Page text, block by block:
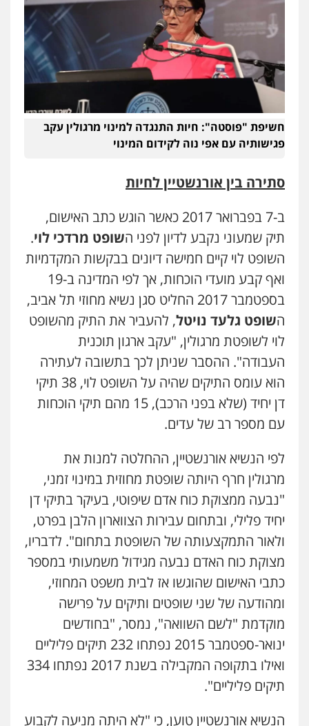
חשיפת "פוסטה": חיות התנגדה למינוי מרגולין עקב
פגישותיה עם אפי נוה לקידום המינוי
סתירה בין אורנשטיין לחיות
ב-7 בפברואר 2017 כאשר הוגש כתב האישום,
תיק שמעוני נקבע לדיון לפני השופט מרדכי לוי.
השופט לוי קיים חמישה דיונים בבקשות המקדמיות
ואף קבע מועדי הוכחות, אך לפי המדינה ב-19
בספטמבר 2017 החליט סגן נשיא מחוזי תל אביב,
השופט גלעד נויטל, להעביר את התיק מהשופט
לוי לשופטת מרגולין, "עקב ארגון תוכנית
העבודה". ההסבר שניתן לכך בתשובה לעתירה
הוא עומס התיקים שהיה על השופט לוי, 38 תיקי
דן יחיד (שלא בפני הרכב), 15 מהם תיקי הוכחות
עם מספר רב של עדים.
לפי הנשיא אורנשטיין, ההחלטה למנות את
מרגולין חרף היותה שופטת מחוזית במינוי זמני,
"נבעה ממצוקת כוח אדם שיפוטי, בעיקר בתיקי דן
יחיד פלילי, ובתחום עבירות הצווארון הלבן בפרט,
ולאור התמקצעותה של השופטת בתחום". לדבריו,
מצוקת כוח האדם נבעה מגידול משמעותי במספר
כתבי האישום שהוגשו אז לבית משפט המחוזי,
ומהודעה של שני שופטים ותיקים על פרישה
מוקדמת "לשם השוואה", נמסר, "בחודשים
ינואר-ספטמבר 2015 נפתחו 232 תיקים פליליים
ואילו בתקופה המקבילה בשנת 2017 נפתחו 334
תיקים פליליים".
הנשיא אורנשטיין טוען, כי "לא היתה מניעה לקבוע